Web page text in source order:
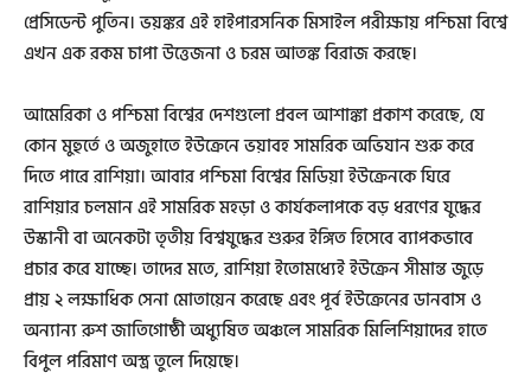
প্রেসিডেন্ট পুতিন। ভয়ঙ্কর এই হাইপারসনিক মিসাইল পরীক্ষায় পশ্চিমা বিশ্বে
এখন এক রকম চাপা উত্তেজনা ও চরম আতঙ্ক বিরাজ করছে।
আমেরিকা ও পশ্চিমা বিশ্বের দেশগুলো প্রবল আশাঙ্কা প্রকাশ করেছে, যে
কোন মুহুর্তে ও অজুহাতে ইউক্রেনে ভয়াবহ সামরিক অভিযান শুরু করে
দিতে পারে রাশিয়া। আবার পশ্চিমা বিশ্বের মিডিয়া ইউক্রেনকে ঘিরে
রাশিয়ার চলমান এই সামরিক মহড়া ও কার্যকলাপকে বড় ধরণের যুদ্ধের
উস্কানী বা অনেকটা তৃতীয় বিশ্বযুদ্ধের শুরুর ইঙ্গিত হিসেবে ব্যাপকভাবে
প্রচার করে যাচ্ছে। তাদের মতে, রাশিয়া ইতোমধ্যেই ইউক্রেন সীমান্ত জুড়ে
প্রায় ২ লক্ষাধিক সেনা মোতায়েন করেছে এবং পূর্ব ইউক্রেনের ডানবাস ও
অন্যান্য রুশ জাতিগোষ্ঠী অধ্যুষিত অঞ্চলে সামরিক মিলিশিয়াদের হাতে
বিপুল পরিমাণ অস্ত্র তুলে দিয়েছে।